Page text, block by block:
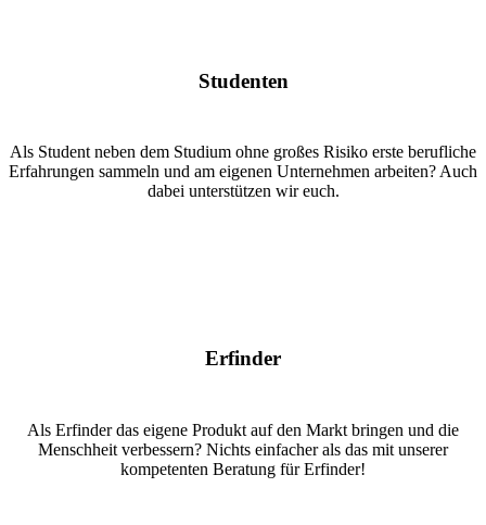
Studenten
Als Student neben dem Studium ohne großes Risiko erste berufliche
Erfahrungen sammeln und am eigenen Unternehmen arbeiten? Auch
dabei unterstützen wir euch.
Erfinder
Als Erfinder das eigene Produkt auf den Markt bringen und die
Menschheit verbessern? Nichts einfacher als das mit unserer
kompetenten Beratung für Erfinder!